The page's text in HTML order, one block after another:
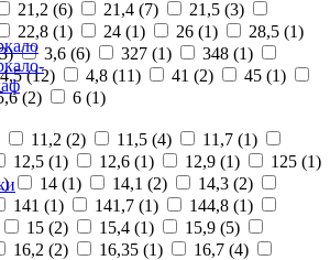
21,2 (6) 21,4 (7) 21,5 (3)
22,8 (1) 24 (1) 26 (1) 28,5 (1)
3) 3,6 (6) 327 (1) 348 (1)
4,5 (12) 4,8 (11) 41 (2) 45 (1)
(2) 6 (1)
11,2 (2) 11,5 (4) 11,7 (1)
12,5 (1) 12,6 (1) 12,9 (1) 125 (1)
) 14 (1) 14,1 (2) 14,3 (2)
141 (1) 141,7 (1) 144,8 (1)
15 (2) 15,4 (1) 15,9 (5)
16,2 (2) 16,35 (1) 16,7 (4)